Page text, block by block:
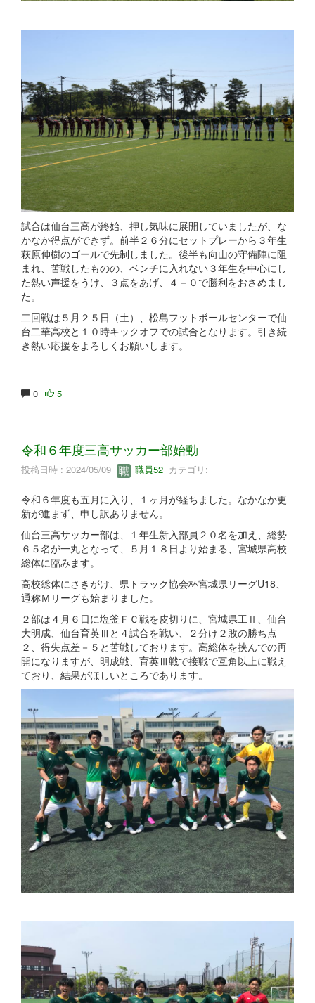
試合は仙台三高が終始、押し気味に展開していましたが、な
かなか得点ができず。前半２６分にセットプレーから３年生
萩原伸樹のゴールで先制しました。後半も向山の守備陣に阻
まれ、苦戦したものの、ベンチに入れない３年生を中心にし
た熱い声援をうけ、３点をあげ、４－０で勝利をおさめまし
た。
二回戦は５月２５日（土）、松島フットボールセンターで仙
台二華高校と１０時キックオフでの試合となります。引き続
き熱い応援をよろしくお願いします。
0 5
令和６年度三高サッカー部始動
投稿日時 : 2024/05/09 職員52 カテゴリ:
令和６年度も五月に入り、１ヶ月が経ちました。なかなか更
新が進まず、申し訳ありません。
仙台三高サッカー部は、１年生新入部員２０名を加え、総勢
６５名が一丸となって、５月１８日より始まる、宮城県高校
総体に臨みます。
高校総体にさきがけ、県トラック協会杯宮城県リーグU18、
通称Ｍリーグも始まりました。
２部は４月６日に塩釜ＦＣ戦を皮切りに、宮城県工Ⅱ、仙台
大明成、仙台育英Ⅲと４試合を戦い、２分け２敗の勝ち点
２、得失点差－５と苦戦しております。高総体を挟んでの再
開になりますが、明成戦、育英Ⅲ戦で接戦で互角以上に戦え
ており、結果がほしいところであります。